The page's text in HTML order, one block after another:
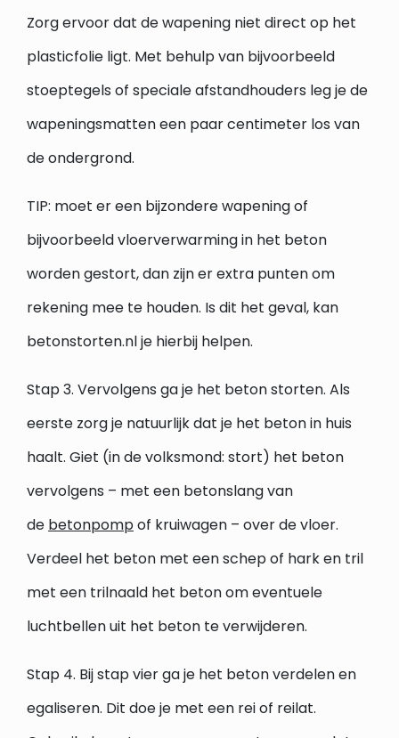
Zorg ervoor dat de wapening niet direct op het
plasticfolie ligt. Met behulp van bijvoorbeeld
stoeptegels of speciale afstandhouders leg je de
wapeningsmatten een paar centimeter los van
de ondergrond.
TIP: moet er een bijzondere wapening of
bijvoorbeeld vloerverwarming in het beton
worden gestort, dan zijn er extra punten om
rekening mee te houden. Is dit het geval, kan
betonstorten.nl je hierbij helpen.
Stap 3. Vervolgens ga je het beton storten. Als
eerste zorg je natuurlijk dat je het beton in huis
haalt. Giet (in de volksmond: stort) het beton
vervolgens – met een betonslang van
de betonpompof kruiwagen – over de vloer.
Verdeel het beton met een schep of hark en tril
met een trilnaald het beton om eventuele
luchtbellen uit het beton te verwijderen.
Stap 4. Bij stap vier ga je het beton verdelen en
egaliseren. Dit doe je met een rei of reilat.